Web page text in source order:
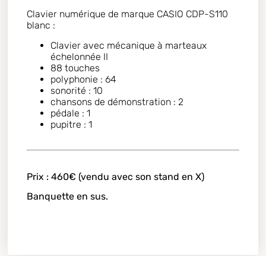
Clavier numérique de marque CASIO CDP-S110
blanc :
Clavier avec mécanique à marteaux
échelonnée II
88 touches
polyphonie : 64
sonorité : 10
chansons de démonstration : 2
pédale : 1
pupitre : 1
Prix : 460€ (vendu avec son stand en X)
Banquette en sus.